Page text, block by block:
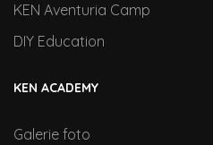
KEN Aventuria Camp
DIY Education
KEN ACADEMY
Galerie foto